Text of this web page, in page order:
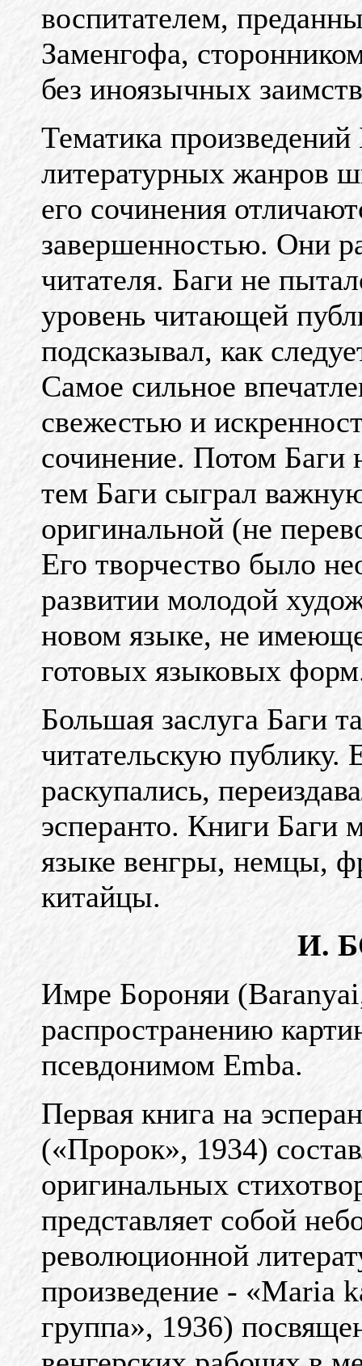
воспитателем,
Заменгофа,
без иноязычных
Тематика
литературных жанров
его сочинения
завершенностью. Они
читателя. Баги не
уровень читающей
подсказывал, как
Самое сильное
свежестью и
сочинение. Потом Баги
тем Баги сыграл
оригинальной (не
Его творчество было
развитии молодой
новом языке, не
готовых языковых
Большая заслуга Баги
читательскую публику.
раскупались,
эсперанто. Книги Баги
языке венгры, немцы,
китайцы.
И.
Имре Бороняи
распространению
псевдонимом Emba.
Первая книга на
(«Пророк», 1934)
оригинальных
представляет собой
революционной
произведение - «Maria
группа», 1936)